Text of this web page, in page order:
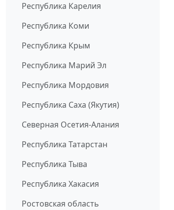
Республика Карелия
Республика Коми
Республика Крым
Республика Марий Эл
Республика Мордовия
Республика Саха (Якутия)
Северная Осетия-Алания
Республика Татарстан
Республика Тыва
Республика Хакасия
Ростовская область